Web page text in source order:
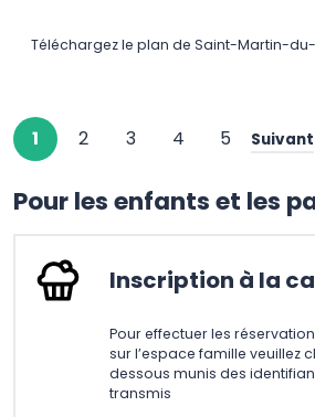
Téléchargez le plan de Saint-Martin-
1 2 3 4 5 Suivant
Pour les enfants et les
Inscription à la
Pour effectuer les
sur l’espace famille veuillez
dessous munis des
transmis